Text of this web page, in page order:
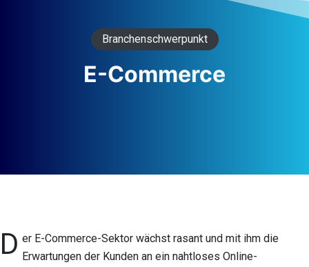
Branchenschwerpunkt
E-Commerce
D er E-Commerce-Sektor wächst rasant und mit ihm die
Erwartungen der Kunden an ein nahtloses Online-